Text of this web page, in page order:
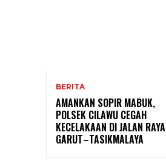
BERITA
AMANKAN SOPIR MABUK,
POLSEK CILAWU CEGAH
KECELAKAAN DI JALAN RAYA
GARUT–TASIKMALAYA